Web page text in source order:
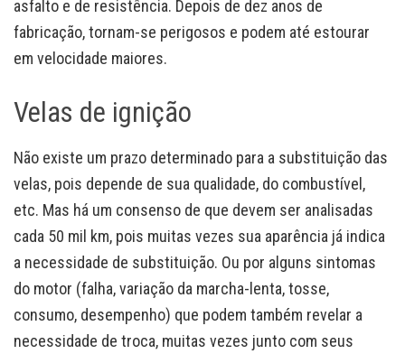
asfalto e de resistência. Depois de dez anos de
fabricação, tornam-se perigosos e podem até estourar
em velocidade maiores.
Velas de ignição
Não existe um prazo determinado para a substituição das
velas, pois depende de sua qualidade, do combustível,
etc. Mas há um consenso de que devem ser analisadas
cada 50 mil km, pois muitas vezes sua aparência já indica
a necessidade de substituição. Ou por alguns sintomas
do motor (falha, variação da marcha-lenta, tosse,
consumo, desempenho) que podem também revelar a
necessidade de troca, muitas vezes junto com seus